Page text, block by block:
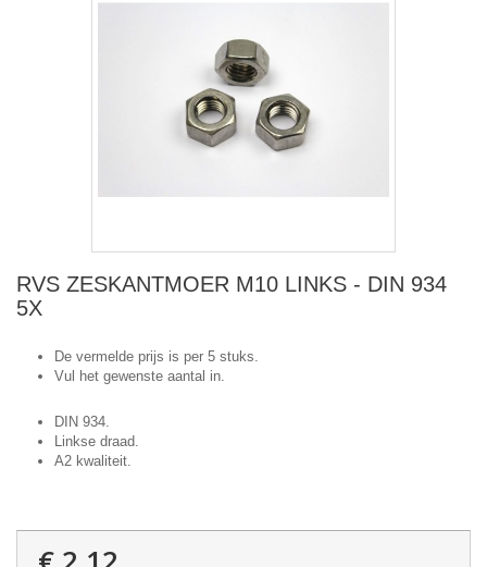
RVS ZESKANTMOER M10 LINKS - DIN 934
5X
De vermelde prijs is per 5 stuks.
Vul het gewenste aantal in.
DIN 934.
Linkse draad.
A2 kwaliteit.